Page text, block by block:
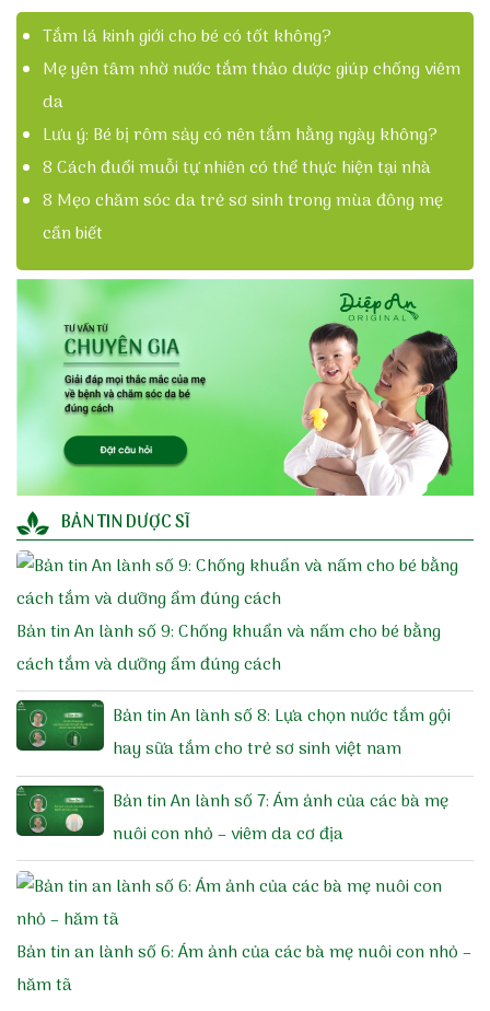
Tắm lá kinh giới cho bé có tốt không?
Mẹ yên tâm nhờ nước tắm thảo dược giúp chống viêm
da
Lưu ý: Bé bị rôm sảy có nên tắm hằng ngày không?
8 Cách đuổi muỗi tự nhiên có thể thực hiện tại nhà
8 Mẹo chăm sóc da trẻ sơ sinh trong mùa đông mẹ
cần biết
BẢN TIN DƯỢC SĨ
Bản tin An lành số 9: Chống khuẩn và nấm cho bé bằng
cách tắm và dưỡng ẩm đúng cách
Bản tin An lành số 8: Lựa chọn nước tắm gội
hay sữa tắm cho trẻ sơ sinh việt nam
Bản tin An lành số 7: Ám ảnh của các bà mẹ
nuôi con nhỏ – viêm da cơ địa
Bản tin an lành số 6: Ám ảnh của các bà mẹ nuôi con nhỏ –
hăm tã